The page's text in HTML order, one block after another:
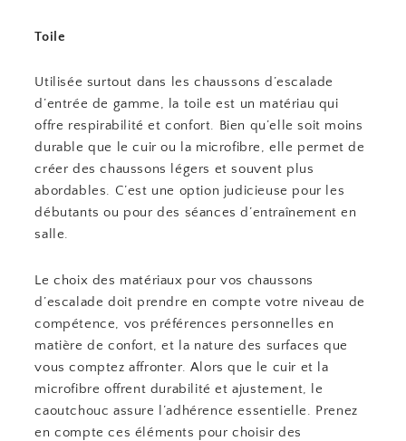
Toile
Utilisée surtout dans les chaussons d’escalade
d’entrée de gamme, la toile est un matériau qui
offre respirabilité et confort. Bien qu’elle soit moins
durable que le cuir ou la microfibre, elle permet de
créer des chaussons légers et souvent plus
abordables. C’est une option judicieuse pour les
débutants ou pour des séances d’entraînement en
salle.
Le choix des matériaux pour vos chaussons
d’escalade doit prendre en compte votre niveau de
compétence, vos préférences personnelles en
matière de confort, et la nature des surfaces que
vous comptez affronter. Alors que le cuir et la
microfibre offrent durabilité et ajustement, le
caoutchouc assure l’adhérence essentielle. Prenez
en compte ces éléments pour choisir des